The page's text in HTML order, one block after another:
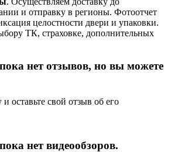
и отправку в регионы. Фотоотчет
целостности двери и упаковки.
ТК, страховке, дополнительных
нет отзывов, но вы можете
оставьте свой отзыв об его
нет видеообзоров.